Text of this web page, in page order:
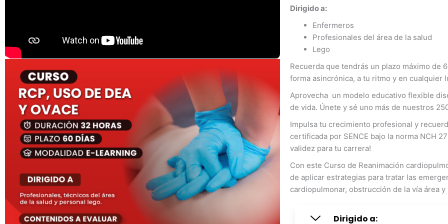
Dirigido a:
Enfermeros
Profesionales del área de la salud
Lego
Recuerda que tendrás un plazo máximo de
forma asincrónica, a tu ritmo y en cualquier
Aprovecha un modelo educativo flexible
de vida. Únete y sé uno más de nuestros
Impulsa tu crecimiento profesional y
certificada por SENCE bajo la norma NCH
validez para tu carrera!
Con este Curso de Reanimación
de aplicar estrategias para tratar las
cardiopulmonar, obstrucción de la vía área y
Dirigido a: